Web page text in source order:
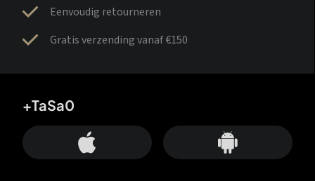
Eenvoudig retourneren
Gratis verzending vanaf €150
+TaSa0